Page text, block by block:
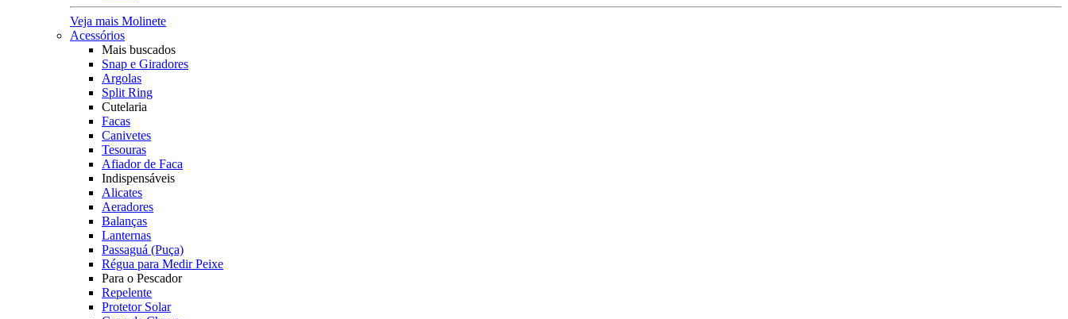
Veja mais Molinete
Acessórios
Mais buscados
Snap e Giradores
Argolas
Split Ring
Cutelaria
Facas
Canivetes
Tesouras
Afiador de Faca
Indispensáveis
Alicates
Aeradores
Balanças
Lanternas
Passaguá (Puça)
Régua para Medir Peixe
Para o Pescador
Repelente
Protetor Solar